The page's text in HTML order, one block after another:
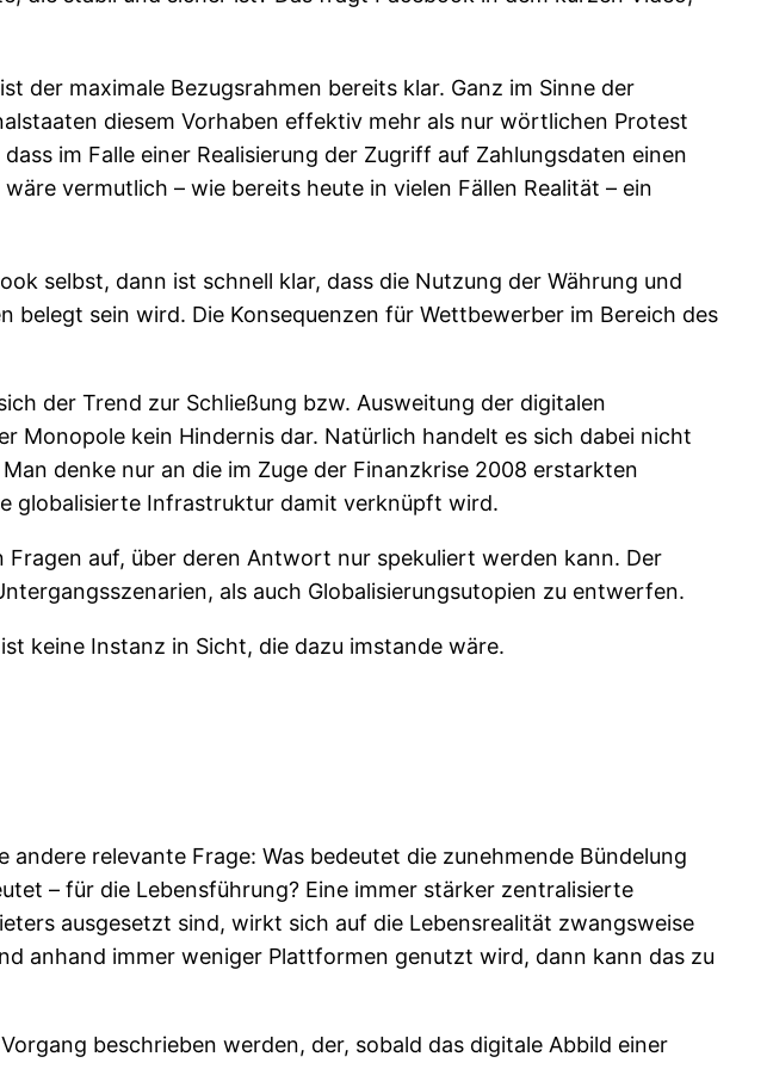
der maximale Bezugsrahmen bereits klar. Ganz im Sinne der
diesem Vorhaben effektiv mehr als nur wörtlichen Protest
im Falle einer Realisierung der Zugriff auf Zahlungsdaten einen
vermutlich – wie bereits heute in vielen Fällen Realität – ein
selbst, dann ist schnell klar, dass die Nutzung der Währung und
sein wird. Die Konsequenzen für Wettbewerber im Bereich des
der Trend zur Schließung bzw. Ausweitung der digitalen
kein Hindernis dar. Natürlich handelt es sich dabei nicht
denke nur an die im Zuge der Finanzkrise 2008 erstarkten
globalisierte Infrastruktur damit verknüpft wird.
auf, über deren Antwort nur spekuliert werden kann. Der
als auch Globalisierungsutopien zu entwerfen.
keine Instanz in Sicht, die dazu imstande wäre.
relevante Frage: Was bedeutet die zunehmende Bündelung
– für die Lebensführung? Eine immer stärker zentralisierte
ausgesetzt sind, wirkt sich auf die Lebensrealität zwangsweise
anhand immer weniger Plattformen genutzt wird, dann kann das zu
beschrieben werden, der, sobald das digitale Abbild einer